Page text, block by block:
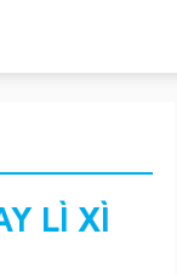
LÌ XÌ